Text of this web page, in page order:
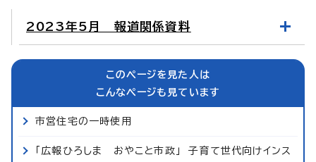
2023年5月 報道関係資料
このページを見た人は
こんなページも見ています
市営住宅の一時使用
「広報ひろしま おやこと市政」 子育て世代向けインス